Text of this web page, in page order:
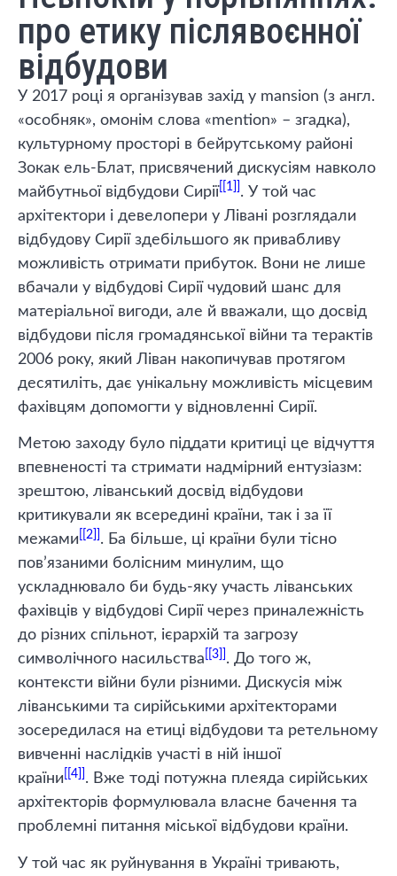
про етику післявоєнної
відбудови
У 2017 році я організував захід у mansion (з англ.
«особняк», омонім слова «mention» – згадка),
культурному просторі в бейрутському районі
Зокак ель-Блат, присвячений дискусіям навколо
майбутньої відбудови Сирії
[1]
. У той час
архітектори і девелопери у Лівані розглядали
відбудову Сирії здебільшого як привабливу
можливість отримати прибуток. Вони не лише
вбачали у відбудові Сирії чудовий шанс для
матеріальної вигоди, але й вважали, що досвід
відбудови після громадянської війни та терактів
2006 року, який Ліван накопичував протягом
десятиліть, дає унікальну можливість місцевим
фахівцям допомогти у відновленні Сирії.
Метою заходу було піддати критиці це відчуття
впевненості та стримати надмірний ентузіазм:
зрештою, ліванський досвід відбудови
критикували як всередині країни, так і за її
межами
[2]
. Ба більше, ці країни були тісно
пов’язаними болісним минулим, що
ускладнювало би будь-яку участь ліванських
фахівців у відбудові Сирії через приналежність
до різних спільнот, ієрархій та загрозу
символічного насильства
[3]
. До того ж,
контексти війни були різними. Дискусія між
ліванськими та сирійськими архітекторами
зосередилася на етиці відбудови та ретельному
вивченні наслідків участі в ній іншої
країни
[4]
. Вже тоді потужна плеяда сирійських
архітекторів формулювала власне бачення та
проблемні питання міської відбудови країни.
У той час як руйнування в Україні тривають,